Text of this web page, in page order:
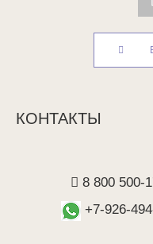
КОНТАКТЫ
8 800 500-
+7-926-